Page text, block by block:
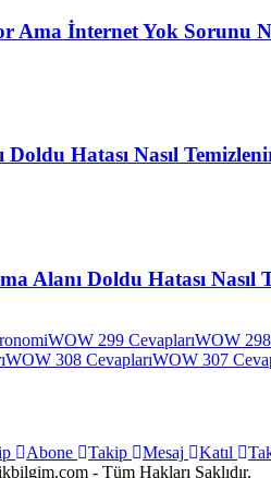
Ama İnternet Yok Sorunu
Doldu Hatası Nasıl
Alanı Doldu Hatası Nasıl
WOW 299 CevaplarıWOW 298
WOW 308 CevaplarıWOW 307
Abone Takip Mesaj Katıl
- Tüm Hakları Saklıdır.